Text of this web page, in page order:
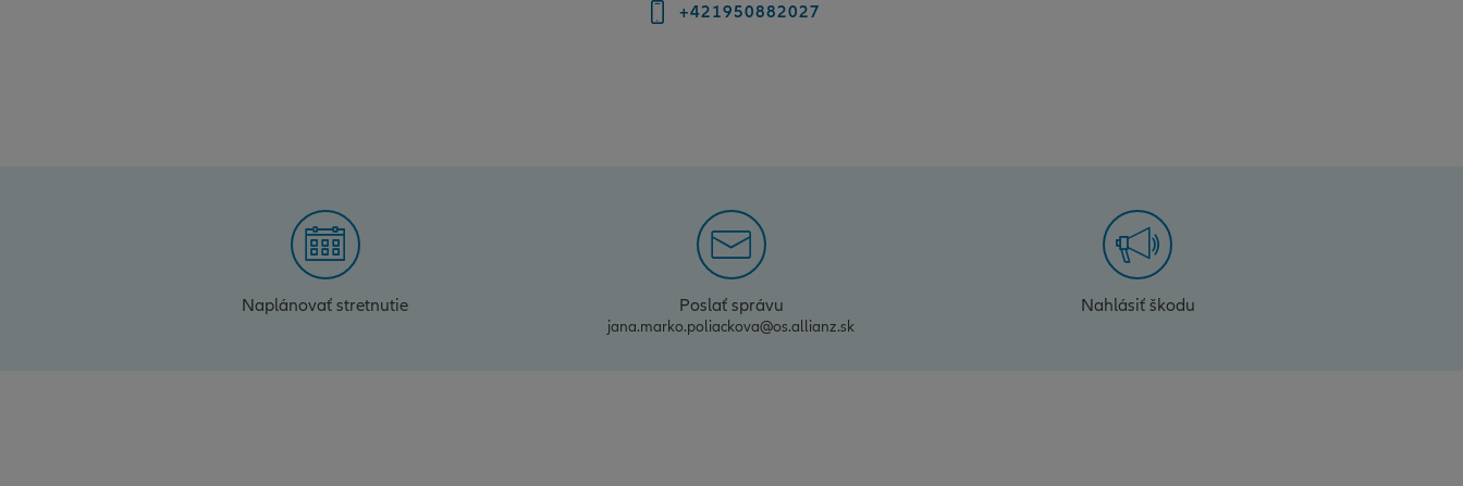
+421950882027
Naplánovať stretnutie Poslať správu
jana.marko.poliackova@os.allianz.sk
Nahlásiť škodu